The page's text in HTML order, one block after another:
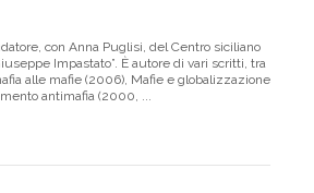
con Anna Puglisi, del Centro siciliano
Impastato”. È autore di vari scritti, tra
alle mafie (2006), Mafie e globalizzazione
antimafia (2000, ...